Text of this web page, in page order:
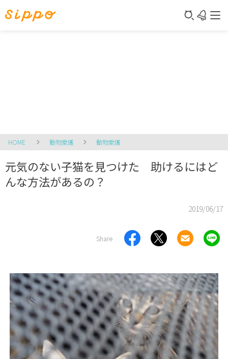
HOME 動物愛護 動物愛護
元気のない子猫を見つけた 助けるにはど
んな方法があるの？
2019/06/17
Share